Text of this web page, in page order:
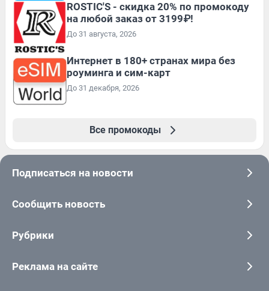
ROSTIC'S - скидка 20% по промокоду
на любой заказ от 3199₽!
До 31 августа, 2026
Интернет в 180+ странах мира без
роуминга и сим-карт
До 31 декабря, 2026
Все промокоды
Подписаться на новости
Сообщить новость
Рубрики
Реклама на сайте